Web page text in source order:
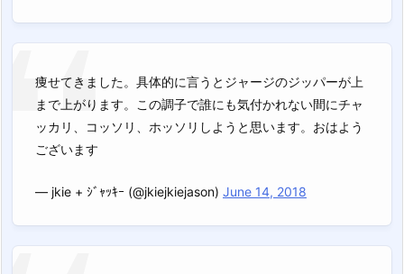
痩せてきました。具体的に言うとジャージのジッパーが上
まで上がります。この調子で誰にも気付かれない間にチャ
ッカリ、コッソリ、ホッソリしようと思います。おはよう
ございます
— jkie + ｼﾞｬｯｷｰ (@jkiejkiejason) June 14, 2018